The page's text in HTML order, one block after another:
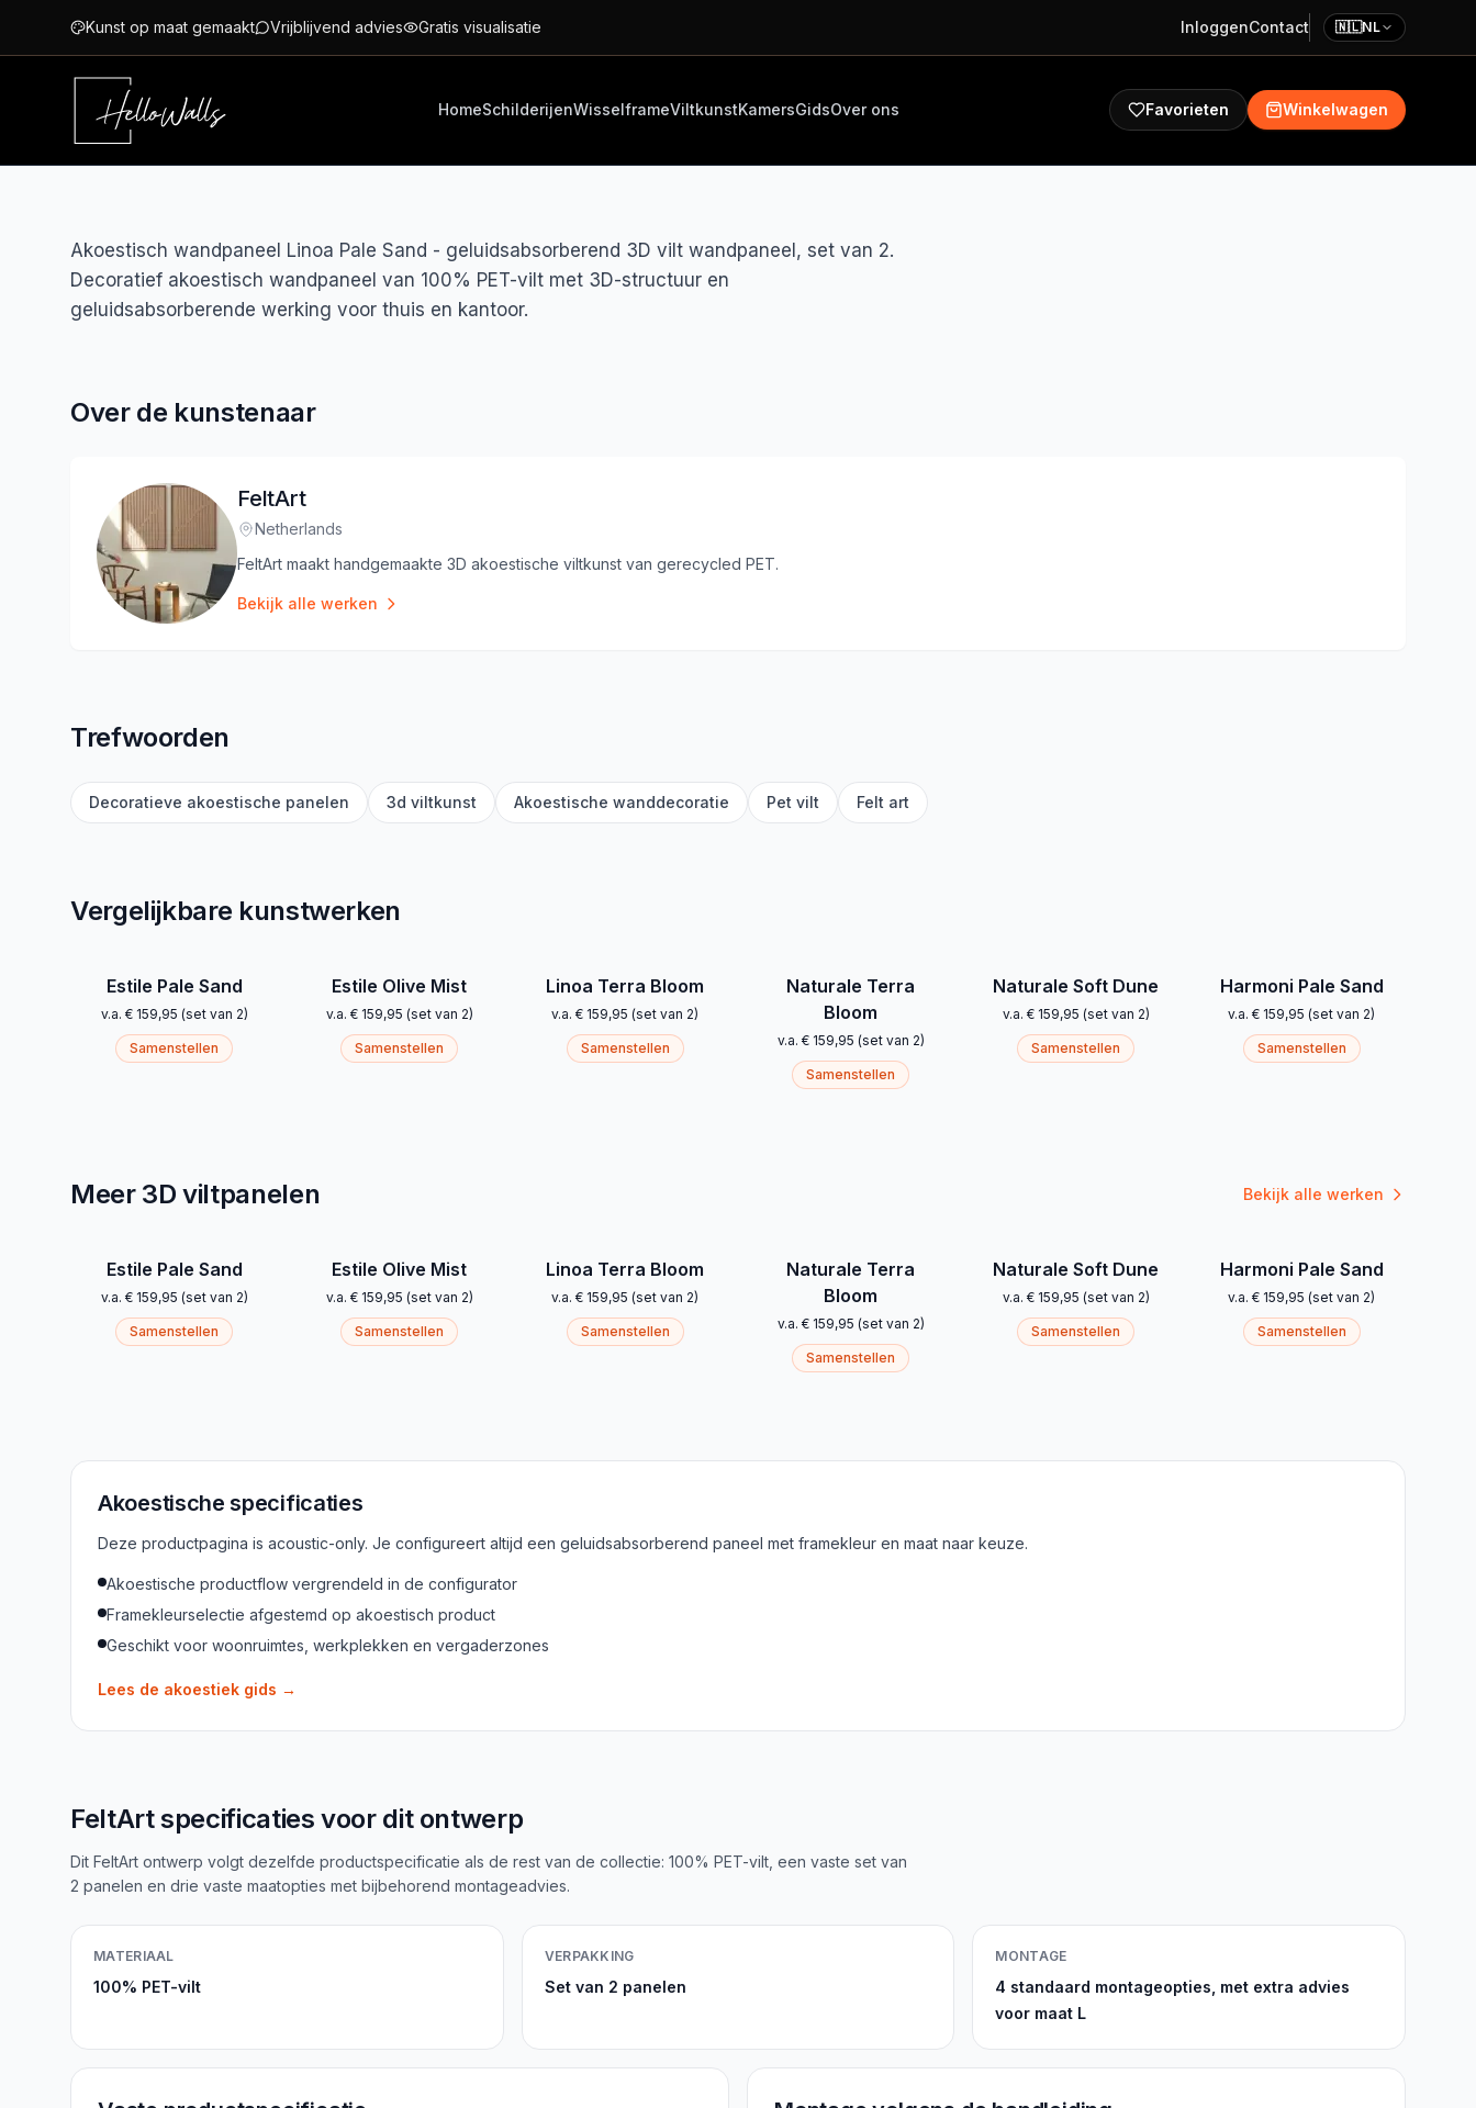
Kunst op maat gemaakt Vrijblijvend advies Gratis visualisatie InloggenContact 🇳🇱NL
HomeSchilderijenWisselframeViltkunstKamersGidsOver ons Favorieten Winkelwagen
Akoestisch wandpaneel Linoa Pale Sand - geluidsabsorberend 3D vilt wandpaneel, set van 2.
Decoratief akoestisch wandpaneel van 100% PET-vilt met 3D-structuur en
geluidsabsorberende werking voor thuis en kantoor.
Over de kunstenaar
FeltArt
Locatie:
Netherlands
FeltArt maakt handgemaakte 3D akoestische viltkunst van gerecycled PET.
Bekijk alle werken
Trefwoorden
Decoratieve akoestische panelen 3d viltkunst Akoestische wanddecoratie Pet vilt Felt art
Vergelijkbare kunstwerken
Estile Pale Sand
v.a. € 159,95 (set van 2)
Samenstellen
Estile Olive Mist
v.a. € 159,95 (set van 2)
Samenstellen
Linoa Terra Bloom
v.a. € 159,95 (set van 2)
Samenstellen
Naturale Terra
Bloom
v.a. € 159,95 (set van 2)
Samenstellen
Naturale Soft Dune
v.a. € 159,95 (set van 2)
Samenstellen
Harmoni Pale Sand
v.a. € 159,95 (set van 2)
Samenstellen
Meer 3D viltpanelen Bekijk alle werken
Estile Pale Sand
v.a. € 159,95 (set van 2)
Samenstellen
Estile Olive Mist
v.a. € 159,95 (set van 2)
Samenstellen
Linoa Terra Bloom
v.a. € 159,95 (set van 2)
Samenstellen
Naturale Terra
Bloom
v.a. € 159,95 (set van 2)
Samenstellen
Naturale Soft Dune
v.a. € 159,95 (set van 2)
Samenstellen
Harmoni Pale Sand
v.a. € 159,95 (set van 2)
Samenstellen
Akoestische specificaties
Deze productpagina is acoustic-only. Je configureert altijd een geluidsabsorberend paneel met framekleur en maat naar keuze.
Akoestische productflow vergrendeld in de configurator
Framekleurselectie afgestemd op akoestisch product
Geschikt voor woonruimtes, werkplekken en vergaderzones
Lees de akoestiek gids →
FeltArt specificaties voor dit ontwerp
Dit FeltArt ontwerp volgt dezelfde productspecificatie als de rest van de collectie: 100% PET-vilt, een vaste set van
2 panelen en drie vaste maatopties met bijbehorend montageadvies.
MATERIAAL
100% PET-vilt
VERPAKKING
Set van 2 panelen
MONTAGE
4 standaard montageopties, met extra advies
voor maat L